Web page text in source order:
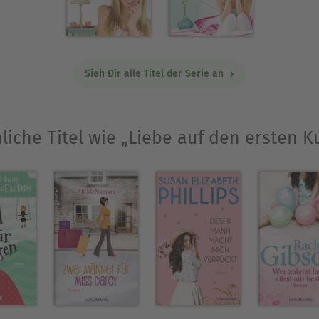
Sieh Dir alle Titel der Serie an
Titel wie „Liebe auf den ersten